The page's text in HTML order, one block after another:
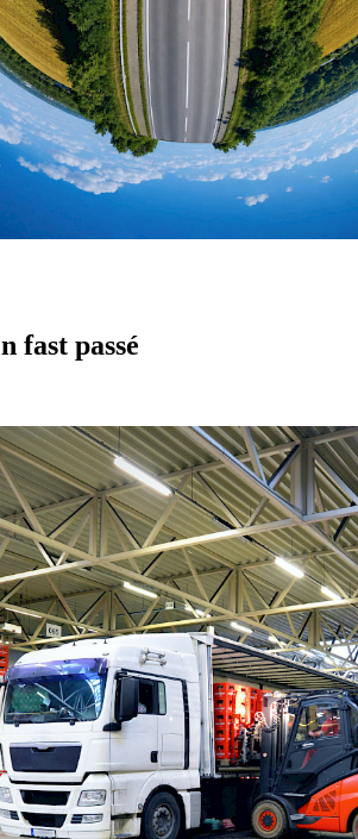
fast passé